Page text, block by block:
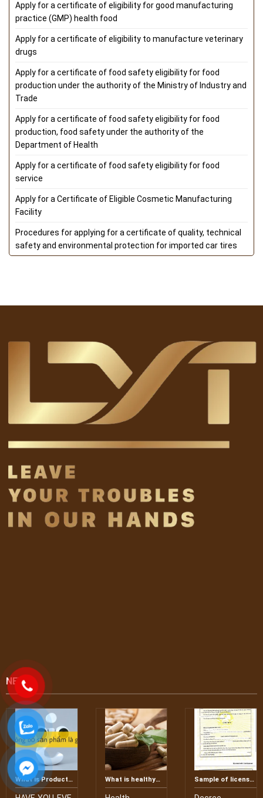
Apply for a certificate of eligibility for good manufacturing
practice (GMP) health food
Apply for a certificate of eligibility to manufacture veterinary
drugs
Apply for a certificate of food safety eligibility for food
production under the authority of the Ministry of Industry and
Trade
Apply for a certificate of food safety eligibility for food
production, food safety under the authority of the
Department of Health
Apply for a certificate of food safety eligibility for food
service
Apply for a Certificate of Eligible Cosmetic Manufacturing
Facility
Procedures for applying for a certificate of quality, technical
safety and environmental protection for imported car tires
NEWS
What is Product
Disclosure?
What is healthy
food?
Sample of license
to wholesale
alcohol according